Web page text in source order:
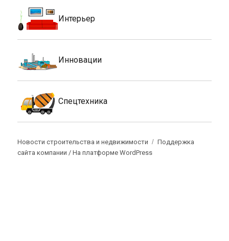
Интерьер
Инновации
Спецтехника
Новости строительства и недвижимости
Поддержка
сайта компании /На платформе WordPress